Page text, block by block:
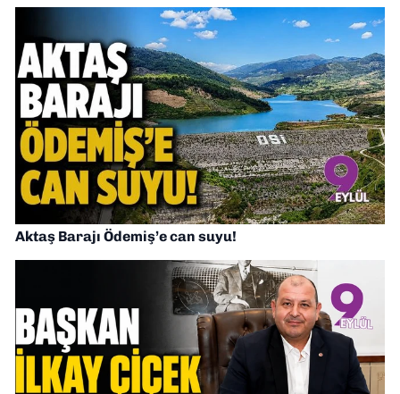
Aktaş Barajı Ödemiş’e can suyu!